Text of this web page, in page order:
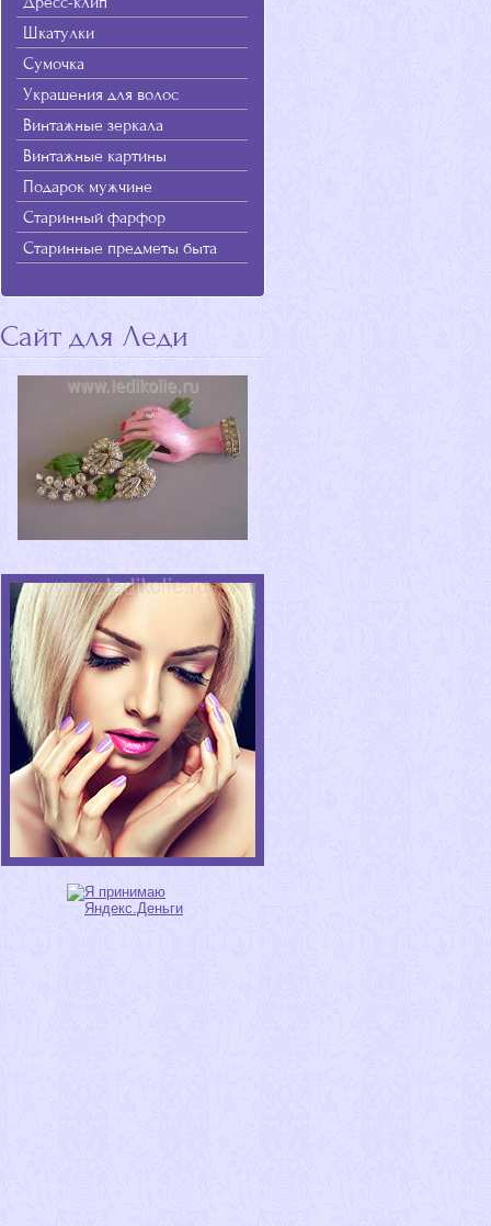
Шкатулки
Сумочка
Украшения для волос
Винтажные зеркала
Винтажные картины
Подарок мужчине
Старинный фарфор
Старинные предметы быта
Сайт для Леди